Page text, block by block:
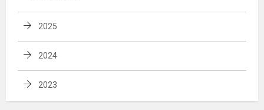
2025
2024
2023